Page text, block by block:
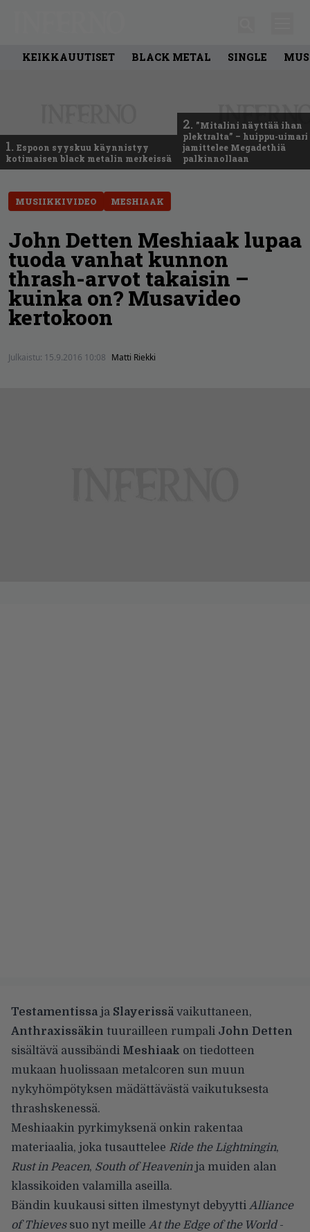
KEIKKAUUTISET BLACK METAL SINGLE
1. Espoon syyskuu käynnistyy
kotimaisen black metalin merkeissä
2. ”Mitalini näyttää ihan
plektralta” – huippu-uimari
jamittelee Megadethiä
palkinnollaan
MUSIIKKIVIDEO MESHIAAK
John Detten Meshiaak lupaa
tuoda vanhat kunnon
thrash-arvot takaisin –
kuinka on? Musavideo
kertokoon
Julkaistu: 15.9.2016 10:08 Matti Riekki
Testamentissaja Slayerissä vaikuttaneen,
Anthraxissäkin tuurailleen rumpali John Detten
sisältävä aussibändi Meshiaak on tiedotteen
mukaan huolissaan metalcoren sun muun
nykyhömpötyksen mädättävästä vaikutuksesta
thrashskenessä.
Meshiaakin pyrkimyksenä onkin rakentaa
materiaalia, joka tusauttelee Ride the Lightningin,
Rust in Peacen, South of Heaveninja muiden alan
klassikoiden valamilla aseilla.
Bändin kuukausi sitten ilmestynyt debyytti Alliance
of Thievessuo nyt meille At the Edge of the World-